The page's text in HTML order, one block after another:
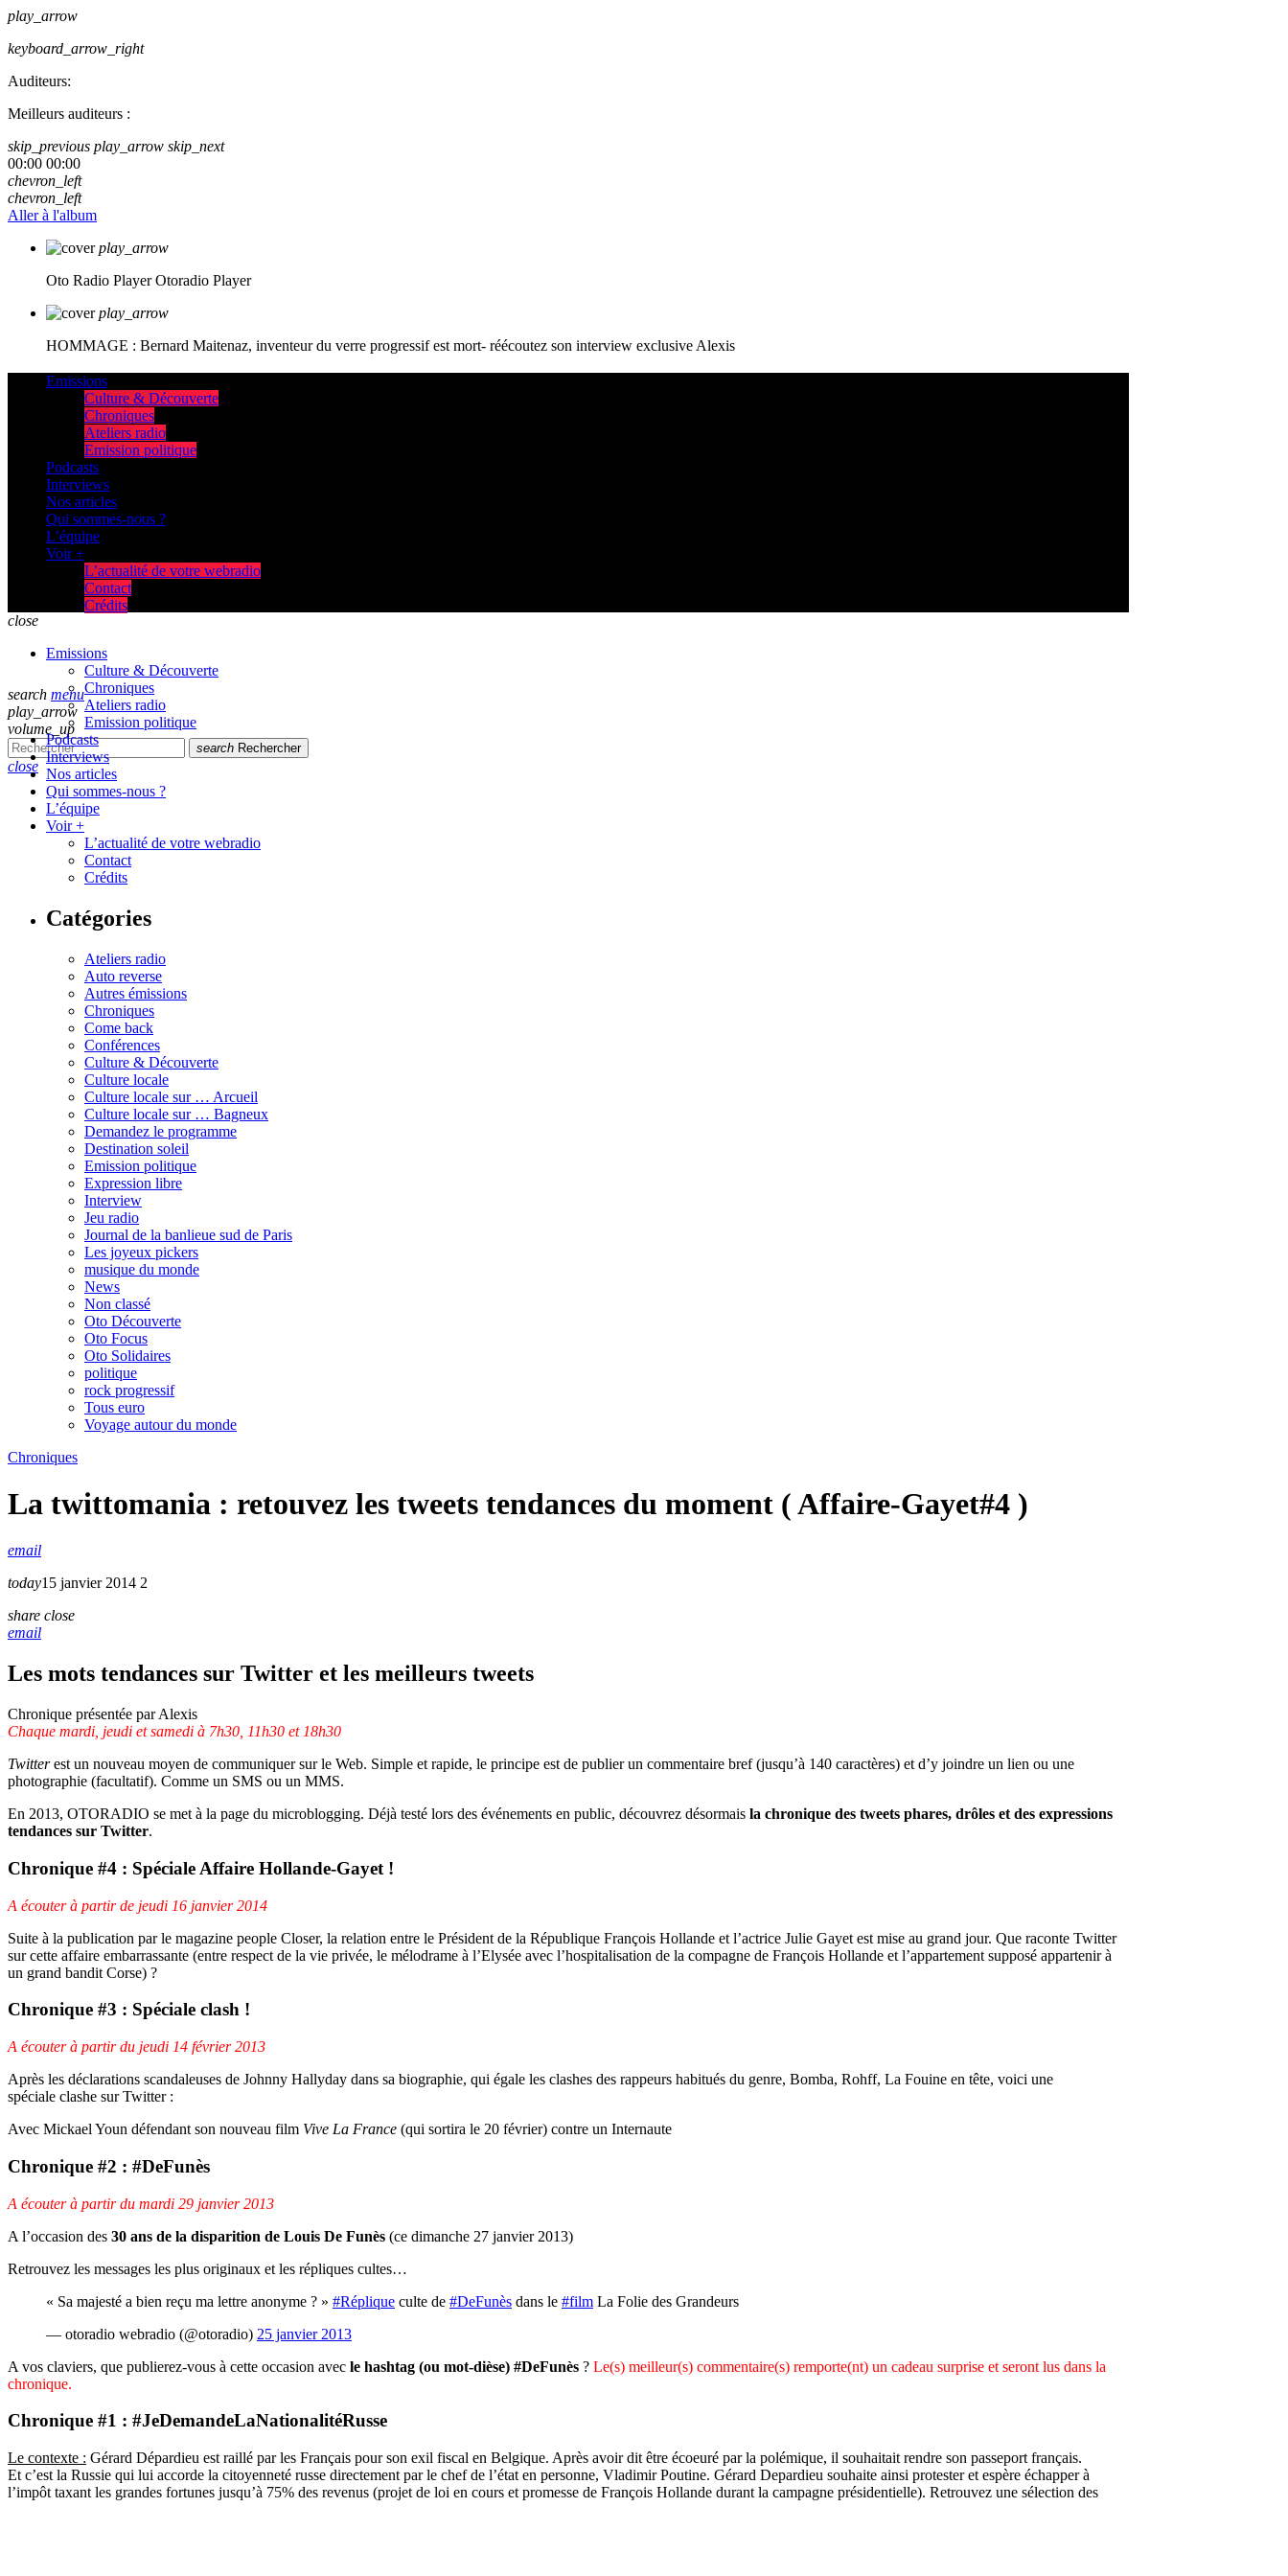
play_arrow
keyboard_arrow_right
Auditeurs:
Meilleurs auditeurs :
skip_previous play_arrow skip_next
00:00 00:00
chevron_left
chevron_left
Aller à l'album
play_arrow
Oto Radio Player Otoradio Player
play_arrow
HOMMAGE : Bernard Maitenaz, inventeur du verre progressif est mort- réécoutez son interview exclusive Alexis
Emissions
Culture & Découverte
Chroniques
Ateliers radio
Emission politique
Podcasts
Interviews
Nos articles
Qui sommes-nous ?
L’équipe
Voir +
L’actualité de votre webradio
Contact
Crédits
search menu
play_arrow
volume_up
search Rechercher
close
close
Emissions
Culture & Découverte
Chroniques
Ateliers radio
Emission politique
Podcasts
Interviews
Nos articles
Qui sommes-nous ?
L’équipe
Voir +
L’actualité de votre webradio
Contact
Crédits
Catégories
Ateliers radio
Auto reverse
Autres émissions
Chroniques
Come back
Conférences
Culture & Découverte
Culture locale
Culture locale sur … Arcueil
Culture locale sur … Bagneux
Demandez le programme
Destination soleil
Emission politique
Expression libre
Interview
Jeu radio
Journal de la banlieue sud de Paris
Les joyeux pickers
musique du monde
News
Non classé
Oto Découverte
Oto Focus
Oto Solidaires
politique
rock progressif
Tous euro
Voyage autour du monde
Chroniques
La twittomania : retouvez les tweets tendances du moment ( Affaire-Gayet#4 )
email
today15 janvier 2014 2
share close
email
Les mots tendances sur Twitter et les meilleurs tweets
Chronique présentée par Alexis
Chaque mardi, jeudi et samedi à 7h30, 11h30 et 18h30
Twitterest un nouveau moyen de communiquer sur le Web. Simple et rapide, le principe est de publier un commentaire bref (jusqu’à 140 caractères) et d’y joindre un lien ou une
photographie (facultatif). Comme un SMS ou un MMS.
En 2013, OTORADIO se met à la page du microblogging. Déjà testé lors des événements en public, découvrez désormais la chronique des tweets phares, drôles et des expressions
tendances sur Twitter.
Chronique #4 : Spéciale Affaire Hollande-Gayet !
A écouter à partir de jeudi 16 janvier 2014
Suite à la publication par le magazine people Closer, la relation entre le Président de la République François Hollande et l’actrice Julie Gayet est mise au grand jour. Que raconte Twitter
sur cette affaire embarrassante (entre respect de la vie privée, le mélodrame à l’Elysée avec l’hospitalisation de la compagne de François Hollande et l’appartement supposé appartenir à
un grand bandit Corse) ?
Chronique #3 : Spéciale clash !
A écouter à partir du jeudi 14 février 2013
Après les déclarations scandaleuses de Johnny Hallyday dans sa biographie, qui égale les clashes des rappeurs habitués du genre, Bomba, Rohff, La Fouine en tête, voici une
spéciale clashe sur Twitter :
Avec Mickael Youn défendant son nouveau film Vive La France (qui sortira le 20 février) contre un Internaute
Chronique #2 : #DeFunès
A écouter à partir du mardi 29 janvier 2013
A l’occasion des 30 ans de la disparition de Louis De Funès (ce dimanche 27 janvier 2013)
Retrouvez les messages les plus originaux et les répliques cultes…
« Sa majesté a bien reçu ma lettre anonyme ? » #Réplique culte de #DeFunès dans le #film La Folie des Grandeurs
— otoradio webradio (@otoradio) 25 janvier 2013
A vos claviers, que publierez-vous à cette occasion avec le hashtag (ou mot-dièse) #DeFunès ? Le(s) meilleur(s) commentaire(s) remporte(nt) un cadeau surprise et seront lus dans la
chronique.
Chronique #1 : #JeDemandeLaNationalitéRusse
Le contexte : Gérard Dépardieu est raillé par les Français pour son exil fiscal en Belgique. Après avoir dit être écoeuré par la polémique, il souhaitait rendre son passeport français.
Et c’est la Russie qui lui accorde la citoyenneté russe directement par le chef de l’état en personne, Vladimir Poutine. Gérard Depardieu souhaite ainsi protester et espère échapper à
l’impôt taxant les grandes fortunes jusqu’à 75% des revenus (projet de loi en cours et promesse de François Hollande durant la campagne présidentielle). Retrouvez une sélection des